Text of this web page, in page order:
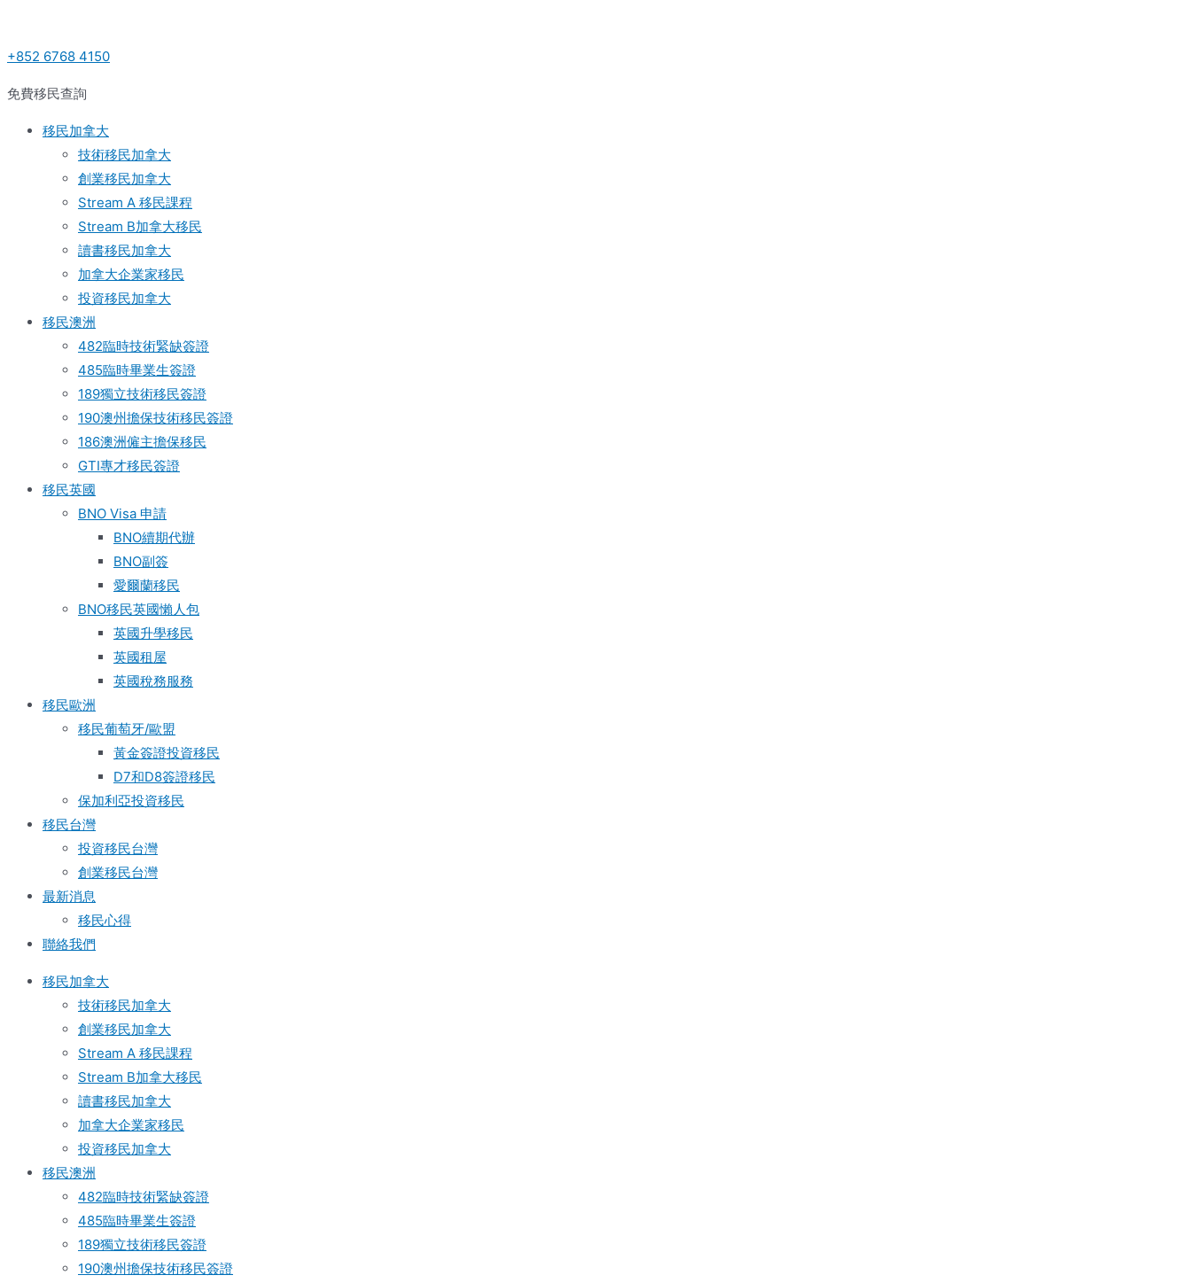
content
+852 6768 4150
免費移民查詢
移民加拿大
技術移民加拿大
創業移民加拿大
Stream A 移民課程
Stream B加拿大移民
讀書移民加拿大
加拿大企業家移民
投資移民加拿大
移民澳洲
482臨時技術緊缺簽證
485臨時畢業生簽證
189獨立技術移民簽證
190澳州擔保技術移民簽證
186澳洲僱主擔保移民
GTI專才移民簽證
移民英國
BNO Visa 申請
BNO續期代辦
BNO副簽
愛爾蘭移民
BNO移民英國懶人包
英國升學移民
英國租屋
英國稅務服務​
移民歐洲
移民葡萄牙/歐盟
黃金簽證投資移民
D7和D8簽證移民
保加利亞投資移民
移民台灣
投資移民台灣
創業移民台灣
最新消息
移民心得
聯絡我們
移民加拿大
技術移民加拿大
創業移民加拿大
Stream A 移民課程
Stream B加拿大移民
讀書移民加拿大
加拿大企業家移民
投資移民加拿大
移民澳洲
482臨時技術緊缺簽證
485臨時畢業生簽證
189獨立技術移民簽證
190澳州擔保技術移民簽證